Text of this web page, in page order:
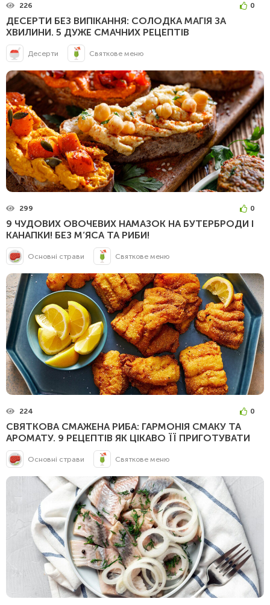
226 0
ДЕСЕРТИ БЕЗ ВИПІКАННЯ: СОЛОДКА МАГІЯ ЗА
ХВИЛИНИ. 5 ДУЖЕ СМАЧНИХ РЕЦЕПТІВ
Десерти Святкове меню
299 0
9 ЧУДОВИХ ОВОЧЕВИХ НАМАЗОК НА БУТЕРБРОДИ І
КАНАПКИ! БЕЗ М’ЯСА ТА РИБИ!
Основні страви Святкове меню
224 0
СВЯТКОВА СМАЖЕНА РИБА: ГАРМОНІЯ СМАКУ ТА
АРОМАТУ. 9 РЕЦЕПТІВ ЯК ЦІКАВО ЇЇ ПРИГОТУВАТИ
Основні страви Святкове меню